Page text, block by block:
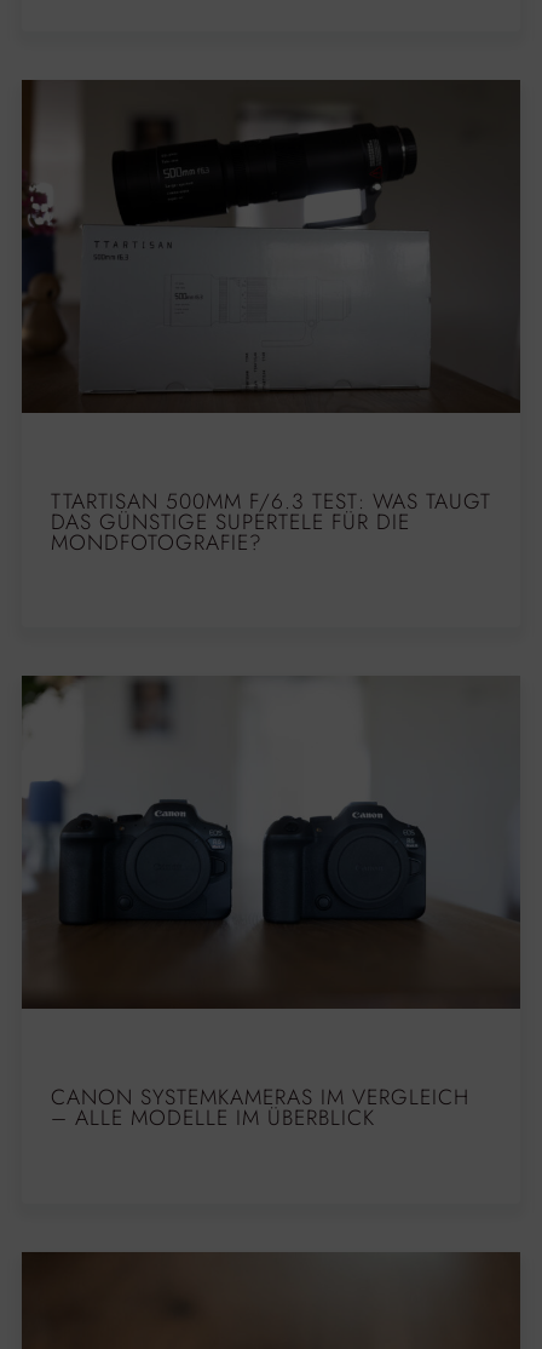
TTARTISAN 500MM F/6.3 TEST: WAS TAUGT
DAS GÜNSTIGE SUPERTELE FÜR DIE
MONDFOTOGRAFIE?
CANON SYSTEMKAMERAS IM VERGLEICH
– ALLE MODELLE IM ÜBERBLICK